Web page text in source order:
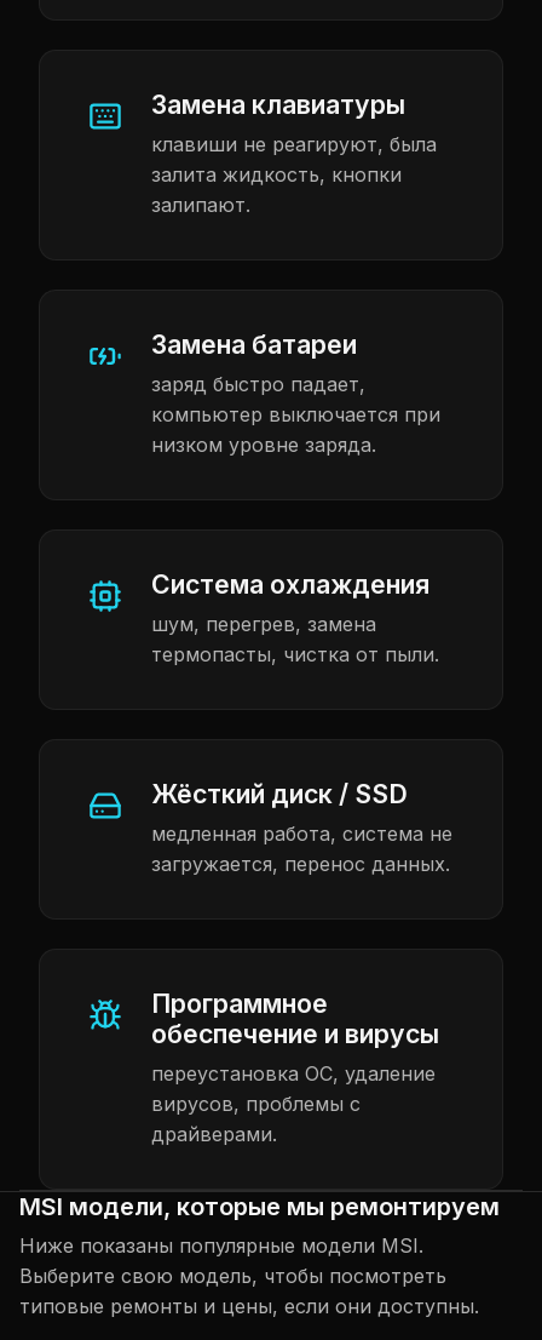
Замена клавиатуры
клавиши не реагируют, была
залита жидкость, кнопки
залипают.
Замена батареи
заряд быстро падает,
компьютер выключается при
низком уровне заряда.
Система охлаждения
шум, перегрев, замена
термопасты, чистка от пыли.
Жёсткий диск / SSD
медленная работа, система не
загружается, перенос данных.
Программное
обеспечение и вирусы
переустановка ОС, удаление
вирусов, проблемы с
драйверами.
MSI модели, которые мы ремонтируем
Ниже показаны популярные модели MSI.
Выберите свою модель, чтобы посмотреть
типовые ремонты и цены, если они доступны.